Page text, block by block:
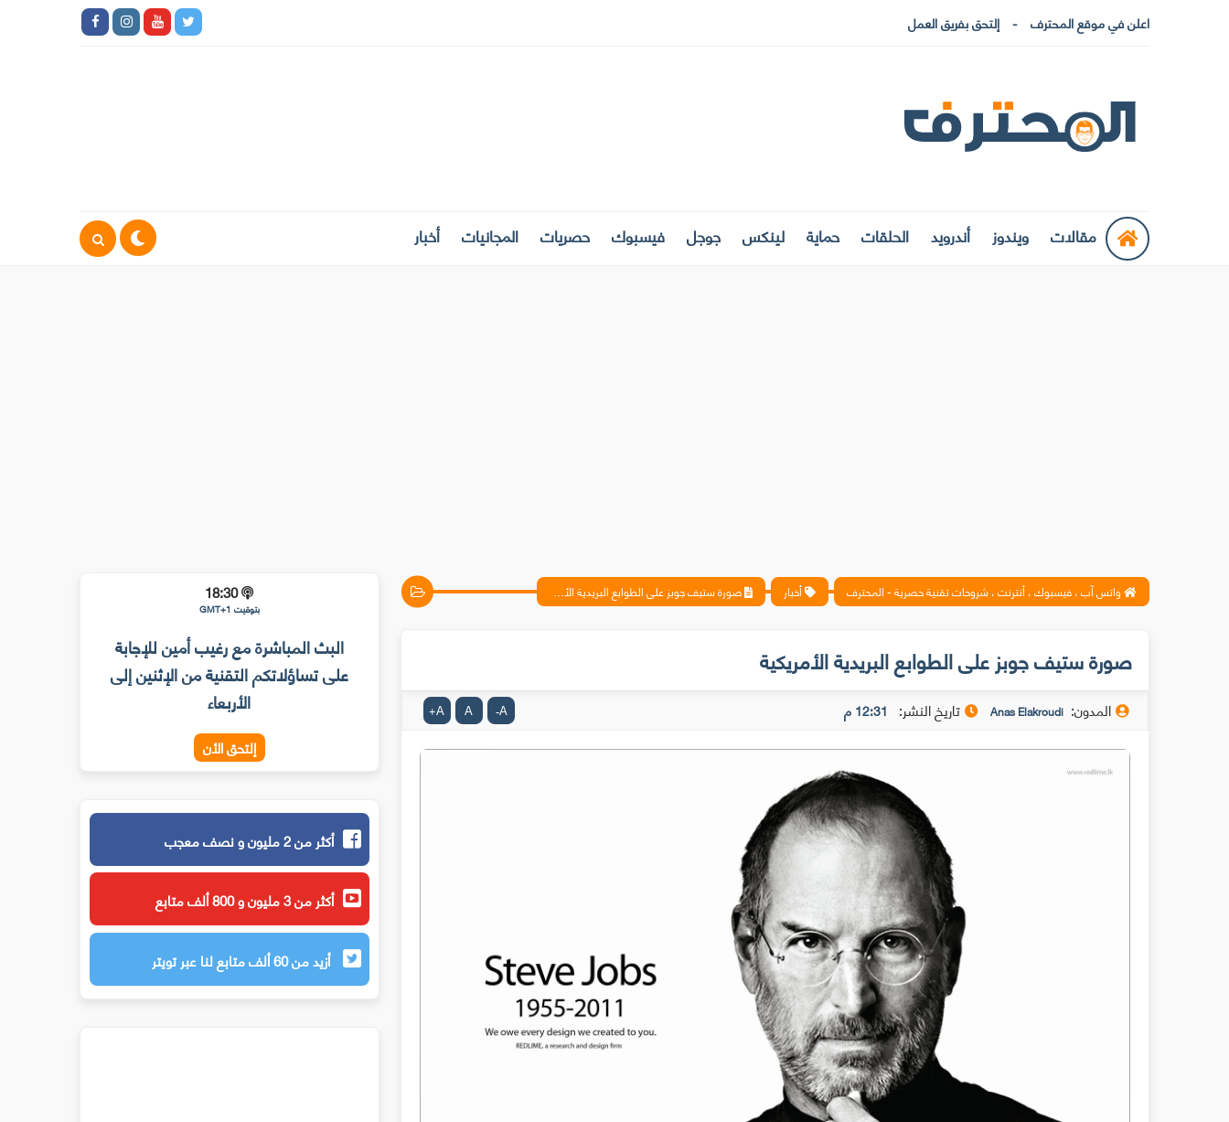
اعلن في موقع المحترف إلتحق بفريق العمل
مقالات ويندوز أندرويد الحلقات حماية لينكس جوجل فيسبوك حصريات المجانيات أخبار
واتس آب ، فيسبوك ، أنترنت ، شروحات تقنية حصرية - المحترف أخبار صورة ستيف جوبز على الطوابع البريدية الأمريكية
صورة ستيف جوبز على الطوابع البريدية الأمريكية
المدون: Anas Elakroudi تاريخ النشر: 12:31 م A
-
A
A
+
18:30
بتوقيت GMT+1
البث المباشرة مع رغيب أمين للإجابة
على تساؤلاتكم التقنية من الإثنين إلى
الأربعاء
إلتحق الأن
أكثر من 2 مليون و نصف معجب
أكثر من 3 مليون و 800 ألف متابع
أزيد من 60 ألف متابع لنا عبر تويتر